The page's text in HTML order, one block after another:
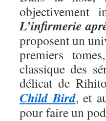
objectivement
L’infirmerie
proposent un
premiers
classique des
délicat de
Child Bird, et
pour faire un